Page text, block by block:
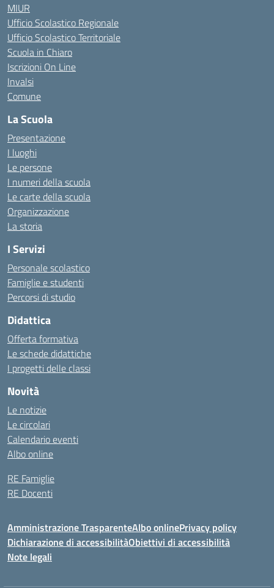
MIUR
Ufficio Scolastico Regionale
Ufficio Scolastico Territoriale
Scuola in Chiaro
Iscrizioni On Line
Invalsi
Comune
La Scuola
Presentazione
I luoghi
Le persone
I numeri della scuola
Le carte della scuola
Organizzazione
La storia
I Servizi
Personale scolastico
Famiglie e studenti
Percorsi di studio
Didattica
Offerta formativa
Le schede didattiche
I progetti delle classi
Novità
Le notizie
Le circolari
Calendario eventi
Albo online
RE Famiglie
RE Docenti
Amministrazione TrasparenteAlbo onlinePrivacy policy
Dichiarazione di accessibilitàObiettivi di accessibilità
Note legali